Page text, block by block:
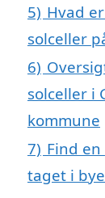
5) Hvad
solceller
6)
solceller i
kommune
7) Find
taget i